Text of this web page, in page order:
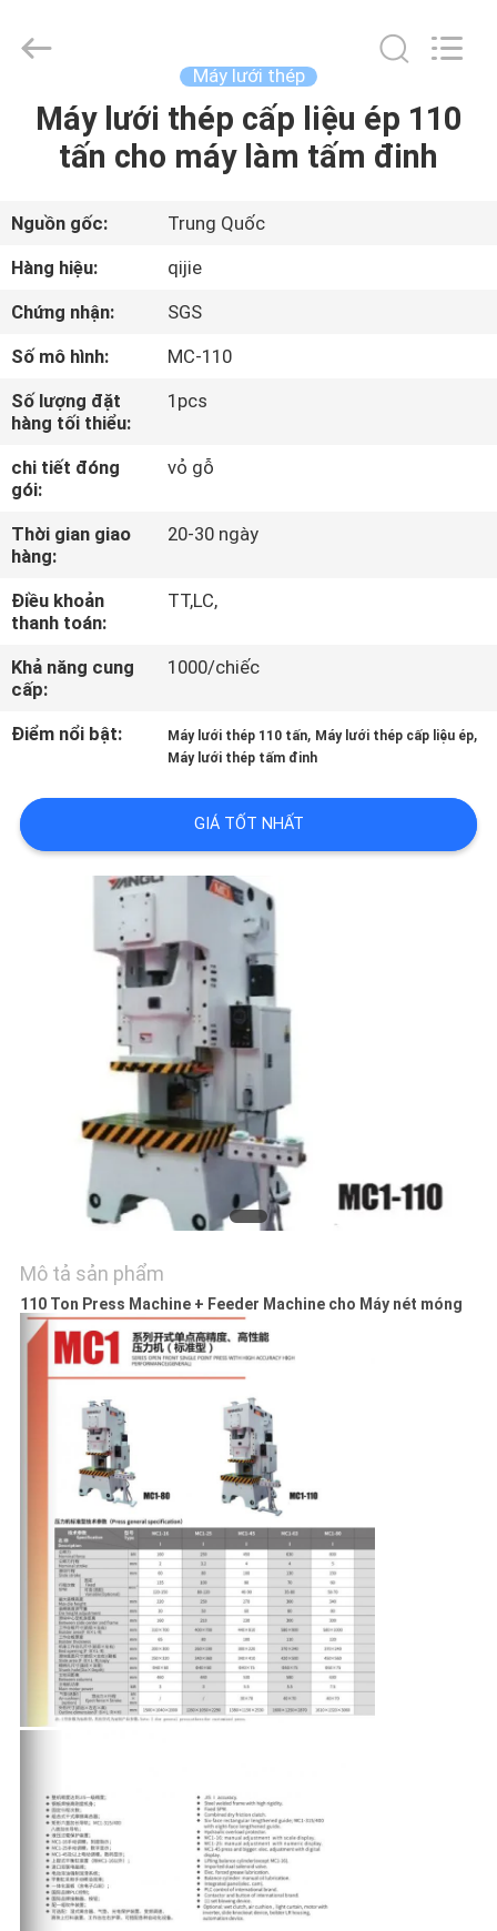
NHÀ
SẢN
PHẨM
CHÚNG
TÔI
THAM
QUAN
NHÀ
MÁY
KIỂM
SOÁT
CHẤT
LIÊN
ĐỒ
TRANG
WEB
PRIVACY
POLICY
Wire
Mesh
Máy lưới thép
Máy lưới thép cấp liệu ép 110
tấn cho máy làm tấm đinh
Nguồn gốc:
Trung Quốc
Hàng hiệu:
qijie
Chứng nhận:
SGS
Số mô hình:
MC-110
Số lượng đặt
hàng tối thiểu:
1pcs
chi tiết đóng
gói:
vỏ gỗ
Thời gian giao
hàng:
20-30 ngày
Điều khoản
thanh toán:
TT,LC,
Khả năng cung
cấp:
1000/chiếc
Điểm nổi bật: Máy lưới thép 110 tấn, Máy lưới thép cấp liệu ép,
Máy lưới thép tấm đinh
GIÁ TỐT NHẤT
Mô tả sản phẩm
110 Ton Press Machine + Feeder Machine cho Máy nét móng